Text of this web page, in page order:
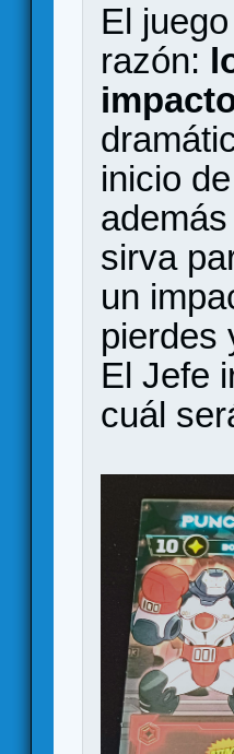
El
razón:
inicio
sirva
un
pierdes
El Jefe
cuál